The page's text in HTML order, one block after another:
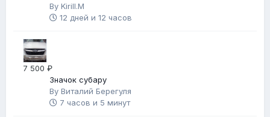
By Kirill.M
12 дней и 12 часов
7 500 ₽
Значок субару
By Виталий Берегуля
7 часов и 5 минут